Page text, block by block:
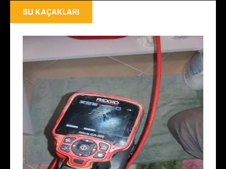
SU KAÇAKLARI